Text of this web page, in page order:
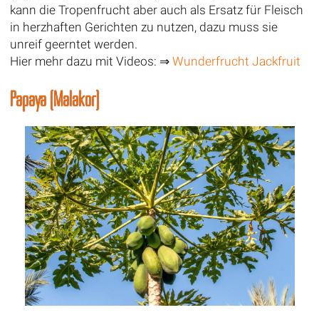
kann die Tropenfrucht aber auch als Ersatz für Fleisch
in herzhaften Gerichten zu nutzen, dazu muss sie
unreif geerntet werden.
Hier mehr dazu mit Videos: ⇒ Wunderfrucht Jackfruit
Papaya (Malakor)